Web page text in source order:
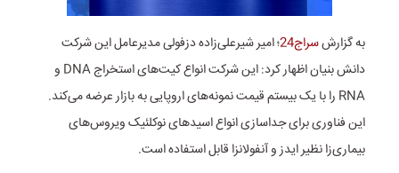
به گزارشسراج24
؛ امیر شیرعلی‌زاده دزفولی مدیرعامل این شرکت
دانش بنیان اظهار کرد: این شرکت انواع کیت‌های استخراج DNA و
RNA را با یک بیستم قیمت نمونه‌های اروپایی به بازار عرضه می‌کند.
این فناوری برای جداسازی انواع اسیدهای نوکلئیک ویروس‌های
بیماری‌زا نظیر ایدز و آنفولانزا قابل استفاده است.